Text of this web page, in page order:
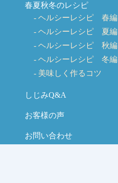
春夏秋冬のレシピ
ヘルシーレシピ 春編
ヘルシーレシピ 夏編
ヘルシーレシピ 秋編
ヘルシーレシピ 冬編
美味しく作るコツ
しじみQ&A
お客様の声
お問い合わせ